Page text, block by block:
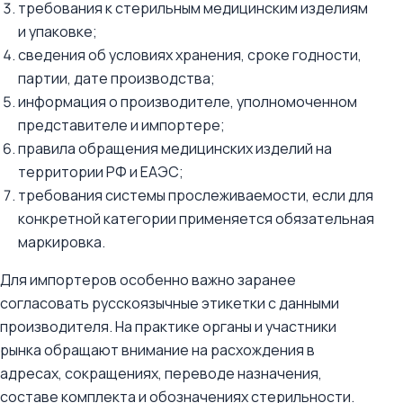
требования к стерильным медицинским изделиям
и упаковке;
сведения об условиях хранения, сроке годности,
партии, дате производства;
информация о производителе, уполномоченном
представителе и импортере;
правила обращения медицинских изделий на
территории РФ и ЕАЭС;
требования системы прослеживаемости, если для
конкретной категории применяется обязательная
маркировка.
Для импортеров особенно важно заранее
согласовать русскоязычные этикетки с данными
производителя. На практике органы и участники
рынка обращают внимание на расхождения в
адресах, сокращениях, переводе назначения,
составе комплекта и обозначениях стерильности.